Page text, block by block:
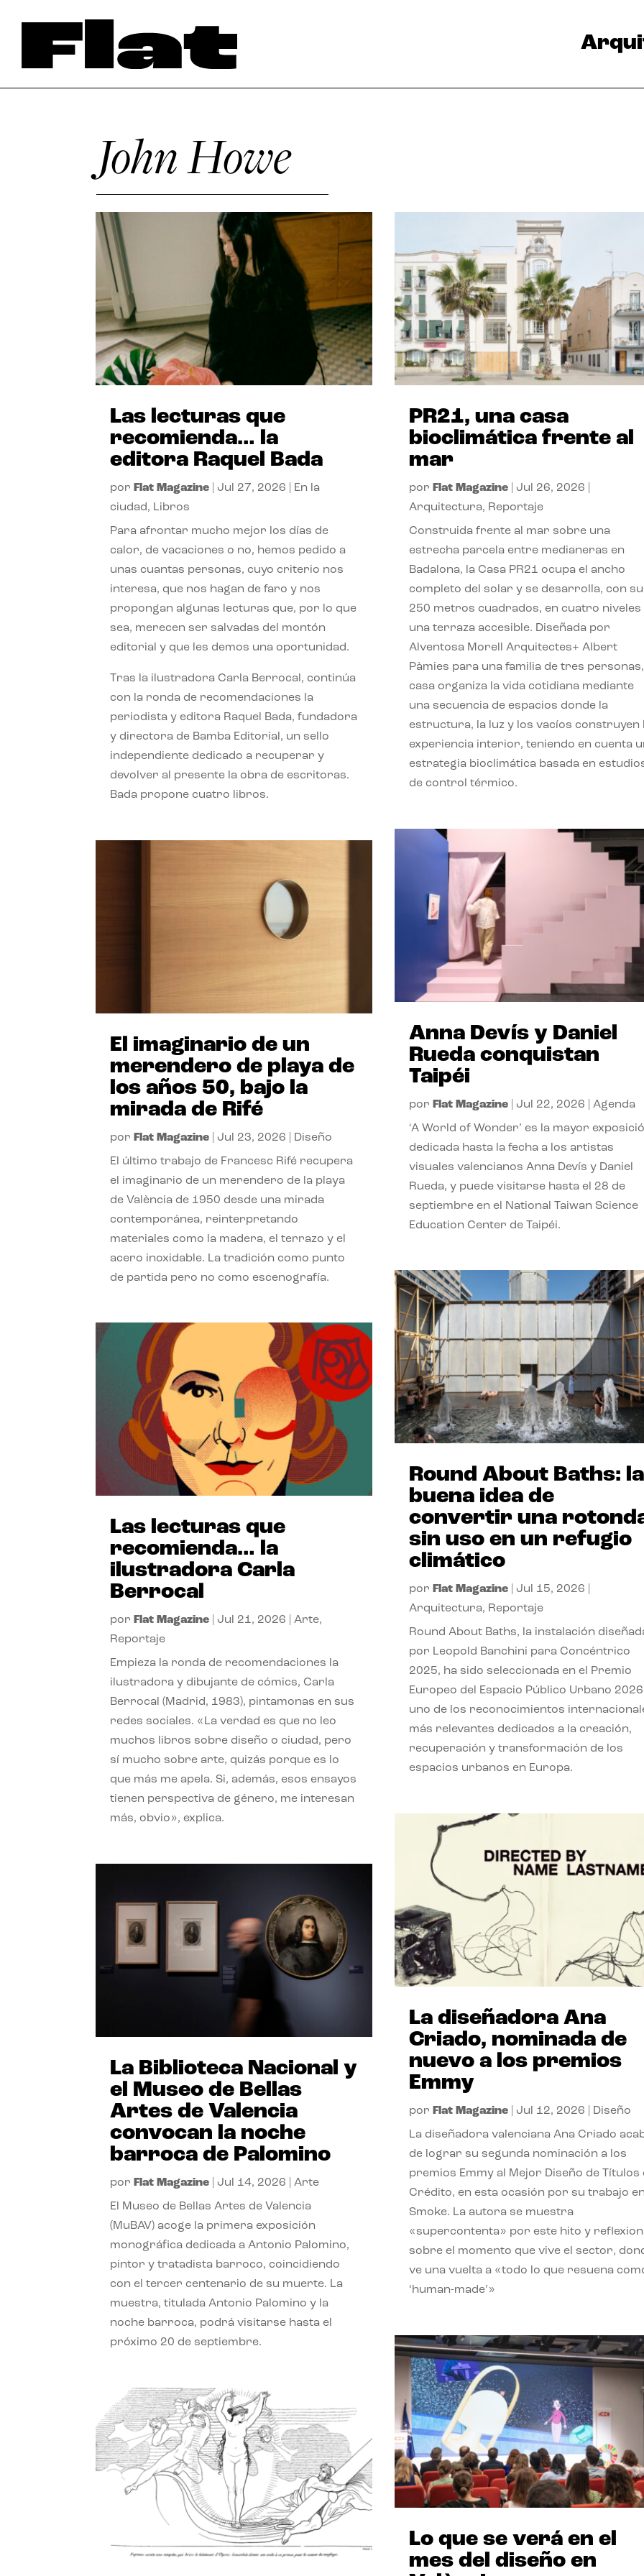
John Howe
Las lecturas que
recomienda… la
editora Raquel Bada
por Flat Magazine Jul 27, 2026
En la
ciudad, Libros
Para afrontar mucho mejor los días de
calor, de vacaciones o no, hemos pedido a
unas cuantas personas, cuyo criterio nos
interesa, que nos hagan de faro y nos
propongan algunas lecturas que, por lo que
sea, merecen ser salvadas del montón
editorial y que les demos una oportunidad.
Tras la ilustradora Carla Berrocal, continúa
con la ronda de recomendaciones la
periodista y editora Raquel Bada, fundadora
y directora de Bamba Editorial, un sello
independiente dedicado a recuperar y
devolver al presente la obra de escritoras.
Bada propone cuatro libros.
El imaginario de un
merendero de playa de
los años 50, bajo la
mirada de Rifé
por Flat Magazine Jul 23, 2026 Diseño
El último trabajo de Francesc Rifé recupera
el imaginario de un merendero de la playa
de València de 1950 desde una mirada
contemporánea, reinterpretando
materiales como la madera, el terrazo y el
acero inoxidable. La tradición como punto
de partida pero no como escenografía.
Las lecturas que
recomienda… la
ilustradora Carla
Berrocal
por Flat Magazine Jul 21, 2026 |Arte,
Reportaje
Empieza la ronda de recomendaciones la
ilustradora y dibujante de cómics, Carla
Berrocal (Madrid, 1983), pintamonas en sus
redes sociales. «La verdad es que no leo
muchos libros sobre diseño o ciudad, pero
sí mucho sobre arte, quizás porque es lo
que más me apela. Si, además, esos ensayos
tienen perspectiva de género, me interesan
más, obvio», explica.
La Biblioteca Nacional y
el Museo de Bellas
Artes de Valencia
convocan la noche
barroca de Palomino
por Flat Magazine Jul 14, 2026 |Arte
El Museo de Bellas Artes de Valencia
(MuBAV) acoge la primera exposición
monográfica dedicada a Antonio Palomino,
pintor y tratadista barroco, coincidiendo
con el tercer centenario de su muerte. La
muestra, titulada Antonio Palomino y la
noche barroca, podrá visitarse hasta el
próximo 20 de septiembre.
PR21, una casa
bioclimática frente al
mar
por Flat Magazine| Jul 26, 2026
Arquitectura, Reportaje
Construida frente al mar sobre una
estrecha parcela entre medianeras en
Badalona, la Casa PR21 ocupa el ancho
completo del solar y se desarrolla, con
250 metros cuadrados, en cuatro niveles
una terraza accesible. Diseñada por
Alventosa Morell Arquitectes+ Albert
Pàmies para una familia de tres
casa organiza la vida cotidiana mediante
una secuencia de espacios donde la
estructura, la luz y los vacíos construyen
experiencia interior, teniendo en cuenta
estrategia bioclimática basada en
de control térmico.
Anna Devís y Daniel
Rueda conquistan
Taipéi
por Flat Magazine| Jul 22, 2026 Agenda
‘A World of Wonder’ es la mayor
dedicada hasta la fecha a los artistas
visuales valencianos Anna Devís y Daniel
Rueda, y puede visitarse hasta el 28 de
septiembre en el National Taiwan Science
Education Center de Taipéi.
Round About Baths: la
buena idea de
convertir una
sin uso en un refugio
climático
por Flat Magazine| Jul 15, 2026
Arquitectura, Reportaje
Round About Baths, la instalación
por Leopold Banchini para Concéntrico
2025, ha sido seleccionada en el Premio
Europeo del Espacio Público Urbano
uno de los reconocimientos
más relevantes dedicados a la creación,
recuperación y transformación de los
espacios urbanos en Europa.
La diseñadora Ana
Criado, nominada de
nuevo a los premios
Emmy
por Flat Magazine| Jul 12, 2026 Diseño
La diseñadora valenciana Ana Criado
de lograr su segunda nominación a los
premios Emmy al Mejor Diseño de Títulos
Crédito, en esta ocasión por su trabajo
Smoke. La autora se muestra
«supercontenta» por este hito y
sobre el momento que vive el sector,
ve una vuelta a «todo lo que resuena
‘human-made’»
Lo que se verá en el
mes del diseño en